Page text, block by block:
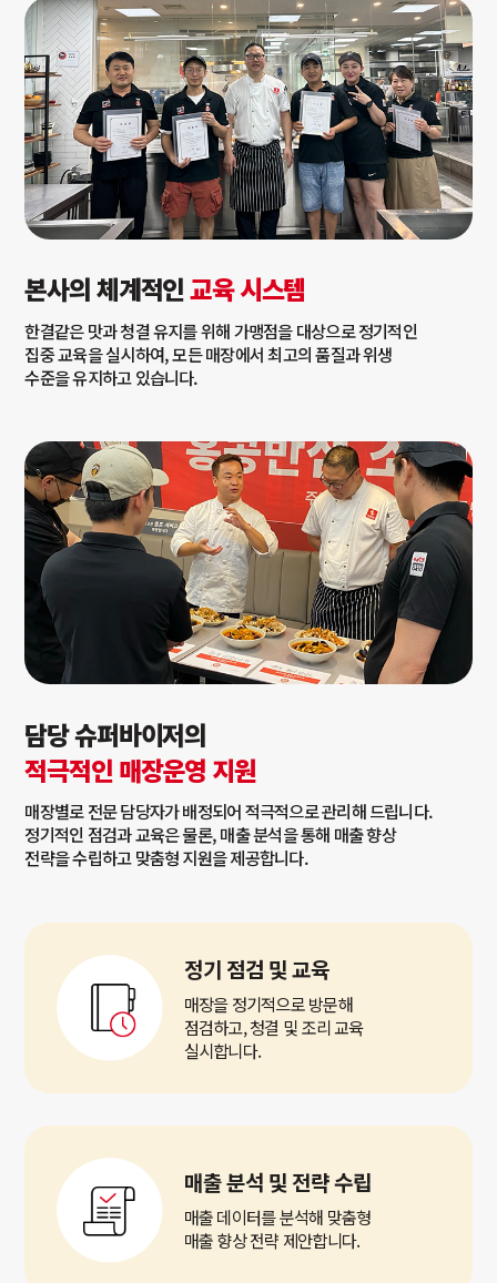
본사의 체계적인교육 시스템
한결같은 맛과 청결 유지를 위해 가맹점을 대상으로 정기적인
집중 교육을 실시하여, 모든 매장에서 최고의 품질과 위생
수준을 유지하고 있습니다.
담당 슈퍼바이저의
적극적인 매장운영 지원
매장별로 전문 담당자가 배정되어 적극적으로 관리해 드립니다.
정기적인 점검과 교육은 물론, 매출 분석을 통해 매출 향상
전략을 수립하고 맞춤형 지원을 제공합니다.
정기 점검 및 교육
매장을 정기적으로 방문해
점검하고, 청결 및 조리 교육
실시합니다.
매출 분석 및 전략 수립
매출 데이터를 분석해 맞춤형
매출 향상 전략 제안합니다.